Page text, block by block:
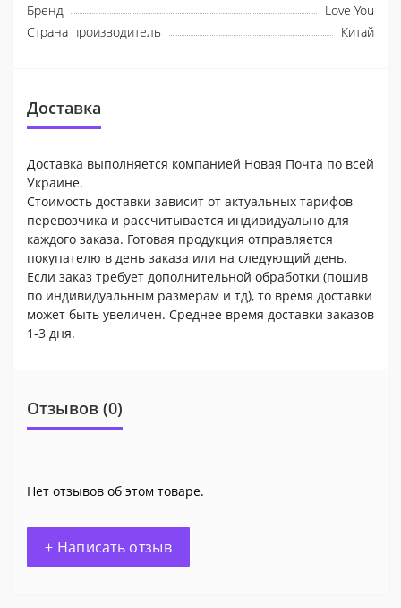
Бренд
Love You
Страна производитель
Китай
Доставка
Доставка выполняется компанией Новая Почта по всей
Украине.
Стоимость доставки зависит от актуальных тарифов
перевозчика и рассчитывается индивидуально для
каждого заказа. Готовая продукция отправляется
покупателю в день заказа или на следующий день.
Если заказ требует дополнительной обработки (пошив
по индивидуальным размерам и тд), то время доставки
может быть увеличен. Среднее время доставки заказов
1-3 дня.
Отзывов (0)
Нет отзывов об этом товаре.
+ Написать отзыв